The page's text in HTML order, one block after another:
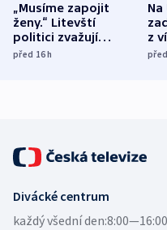
„Musíme zapojit
ženy.“ Litevští
politici zvažují
dohodu o
před 16h
Na
z
Divácké centrum
každý všední den: